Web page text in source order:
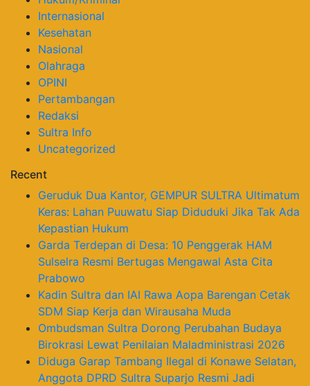
Internasional
Kesehatan
Nasional
Olahraga
OPINI
Pertambangan
Redaksi
Sultra Info
Uncategorized
Recent
Geruduk Dua Kantor, GEMPUR SULTRA Ultimatum
Keras: Lahan Puuwatu Siap Diduduki Jika Tak Ada
Kepastian Hukum
Garda Terdepan di Desa: 10 Penggerak HAM
Sulselra Resmi Bertugas Mengawal Asta Cita
Prabowo
Kadin Sultra dan IAI Rawa Aopa Barengan Cetak
SDM Siap Kerja dan Wirausaha Muda
Ombudsman Sultra Dorong Perubahan Budaya
Birokrasi Lewat Penilaian Maladministrasi 2026
Diduga Garap Tambang Ilegal di Konawe Selatan,
Anggota DPRD Sultra Suparjo Resmi Jadi